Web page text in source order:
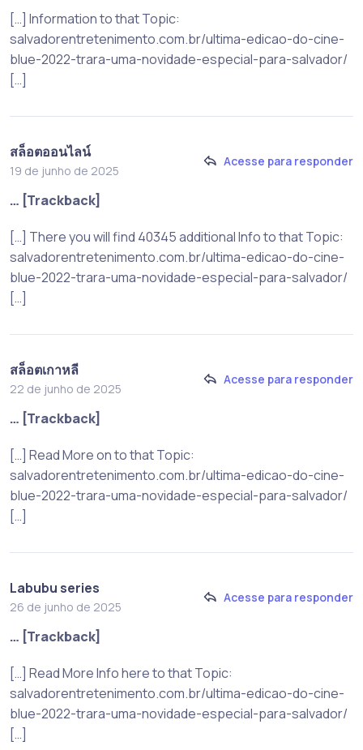
[…] Information to that Topic:
salvadorentretenimento.com.br/ultima-edicao-do-cine-
blue-2022-trara-uma-novidade-especial-para-salvador/
[…]
สล็อตออนไลน์
19 de junho de 2025
Acesse para responder
… [Trackback]
[…] There you will find 40345 additional Info to that Topic:
salvadorentretenimento.com.br/ultima-edicao-do-cine-
blue-2022-trara-uma-novidade-especial-para-salvador/
[…]
สล็อตเกาหลี
22 de junho de 2025
Acesse para responder
… [Trackback]
[…] Read More on to that Topic:
salvadorentretenimento.com.br/ultima-edicao-do-cine-
blue-2022-trara-uma-novidade-especial-para-salvador/
[…]
Labubu series
26 de junho de 2025
Acesse para responder
… [Trackback]
[…] Read More Info here to that Topic:
salvadorentretenimento.com.br/ultima-edicao-do-cine-
blue-2022-trara-uma-novidade-especial-para-salvador/
[…]